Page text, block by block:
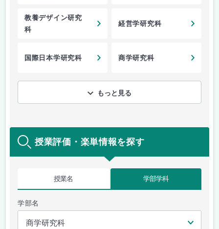
教養デザイン研究
科
経営学研究科
国際日本学研究科 商学研究科
もっと見る
授業評価・楽単情報を探す
授業名 学部学科
学部名